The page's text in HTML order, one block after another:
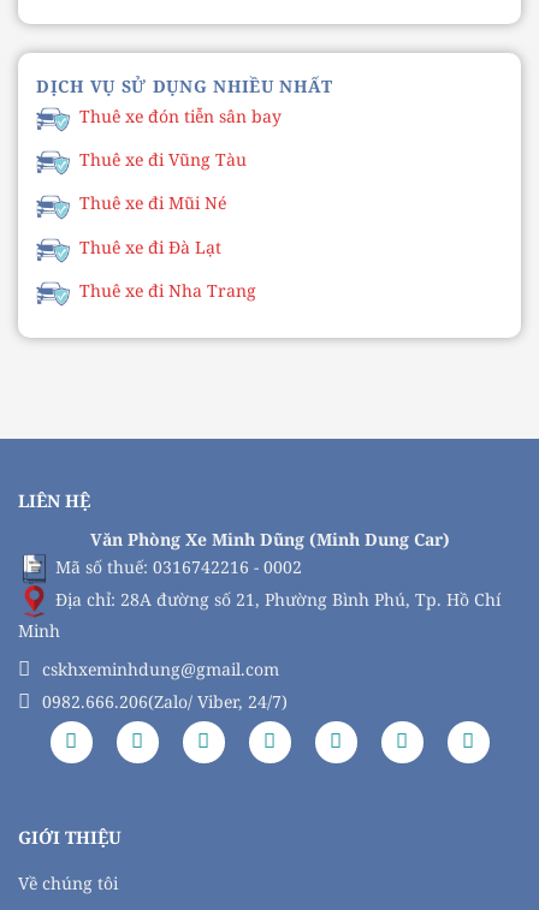
DỊCH VỤ SỬ DỤNG NHIỀU NHẤT
Thuê xe đón tiễn sân bay
Thuê xe đi Vũng Tàu
Thuê xe đi Mũi Né
Thuê xe đi Đà Lạt
Thuê xe đi Nha Trang
LIÊN HỆ
Văn Phòng Xe Minh Dũng (Minh Dung Car)
Mã số thuế: 0316742216 - 0002
Địa chỉ: 28A đường số 21, Phường Bình Phú, Tp. Hồ Chí
Minh
cskhxeminhdung@gmail.com
0982.666.206(Zalo/ Viber, 24/7)
GIỚI THIỆU
Về chúng tôi